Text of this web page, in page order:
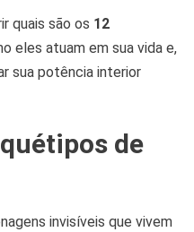
quais são os 12
eles atuam em sua vida e,
sua potência interior
de
invisíveis que vivem